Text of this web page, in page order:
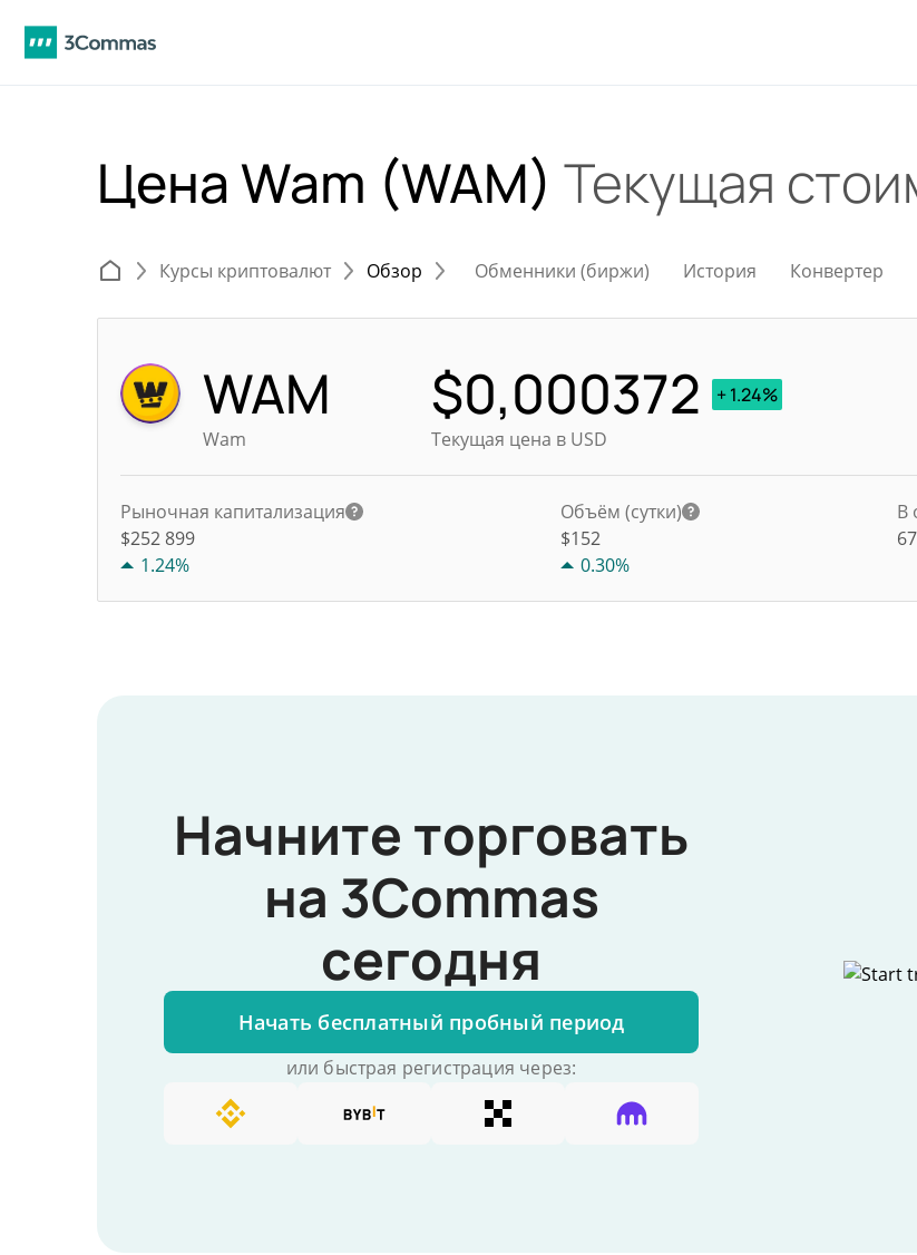
Цена Wam (WAM) Текущая
Курсы криптовалют Обзор Обменники (биржи) История Конвертер
WAM
Wam
$0,000372
+ 1.24%
Текущая цена в USD
Рыночная капитализация
$252 899
1.24%
Объём (сутки)
$152
0.30%
В
Начните торговать
на 3Commas
сегодня
Начать бесплатный пробный период
или быстрая регистрация через: